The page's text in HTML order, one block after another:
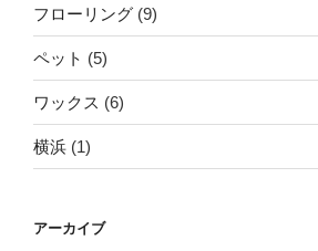
フローリング (9)
ペット (5)
ワックス (6)
横浜 (1)
アーカイブ